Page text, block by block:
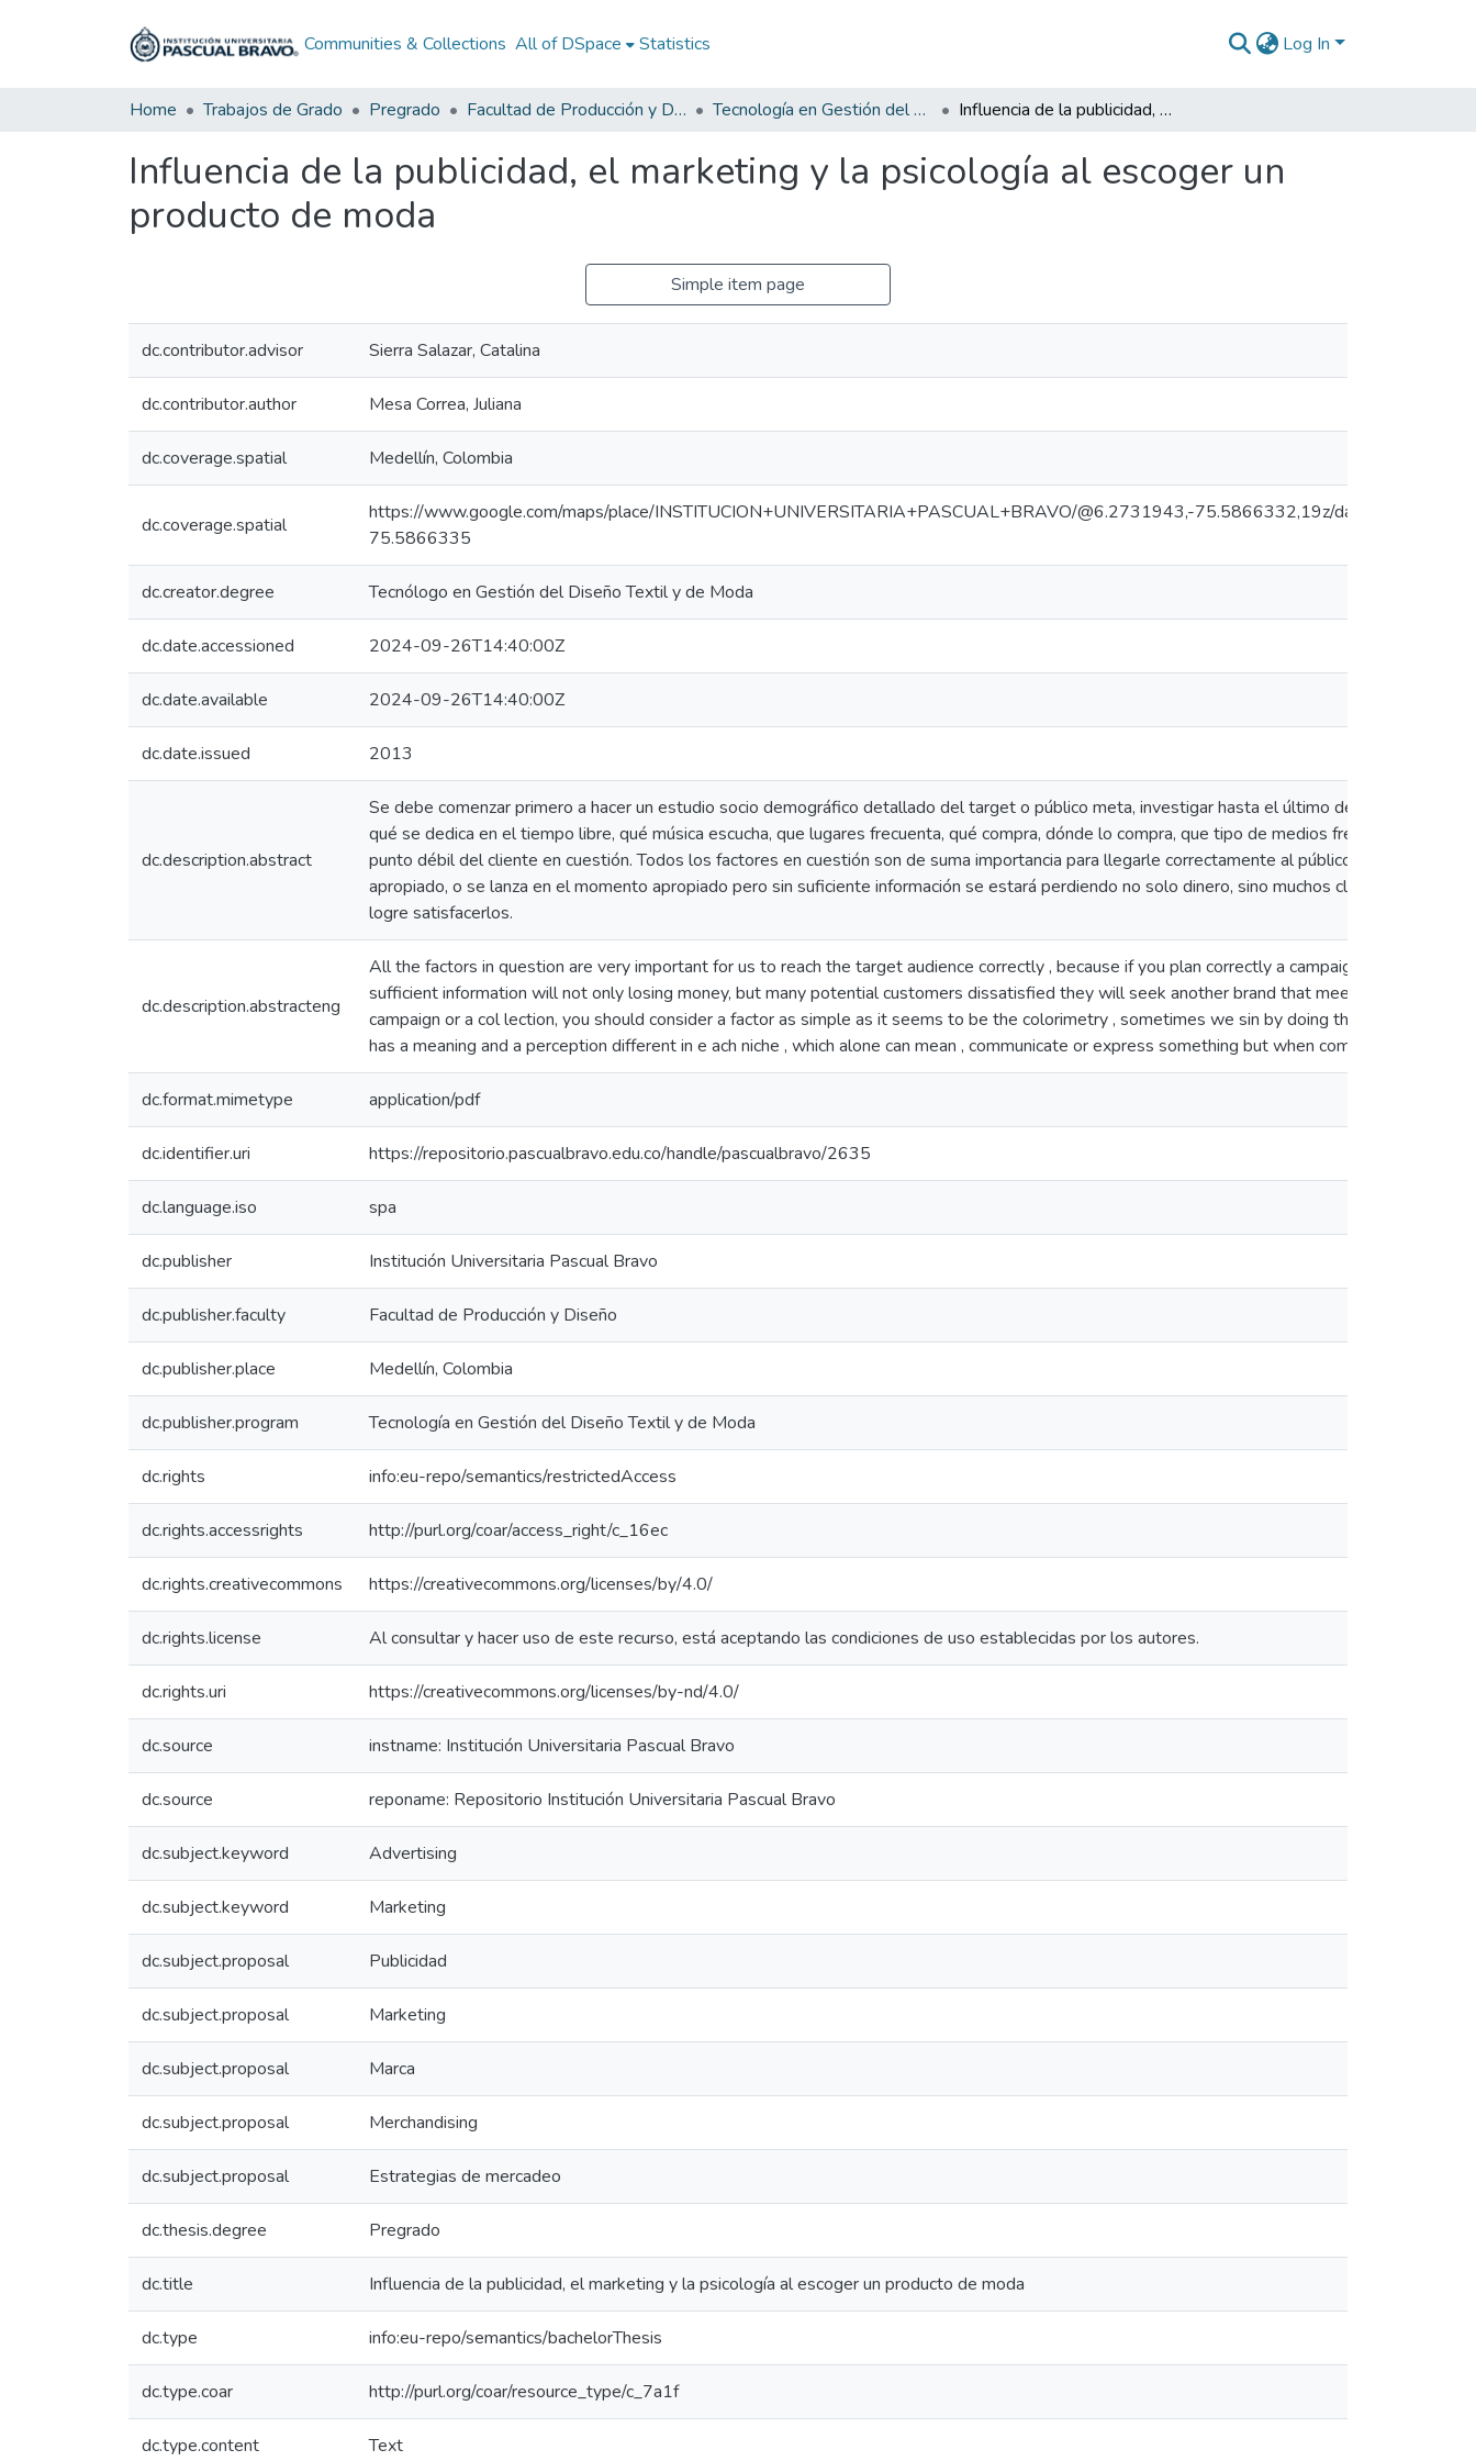
Communities & Collections All of DSpace Statistics Log In
Home Trabajos de Grado Pregrado Facultad de Producción y Diseño Tecnología en Gestión del Diseño Textil y de Moda Influencia de la publicidad, el marketing y la psicología al escoger un producto de moda
Influencia de la publicidad, el marketing y la psicología al escoger un
producto de moda
Simple item page
dc.contributor.advisor Sierra Salazar, Catalina
dc.contributor.author Mesa Correa, Juliana
dc.coverage.spatial Medellín, Colombia
dc.coverage.spatial
https://www.google.com/maps/place/INSTITUCION+UNIVERSITARIA+PASCUAL+BRAVO/@6.2731943,-75.5866332,19z/
75.5866335
dc.creator.degree Tecnólogo en Gestión del Diseño Textil y de Moda
dc.date.accessioned 2024-09-26T14:40:00Z
dc.date.available 2024-09-26T14:40:00Z
dc.date.issued 2013
dc.description.abstract
Se debe comenzar primero a hacer un estudio socio demográfico detallado del target o público meta, investigar hasta el último detal le de ese
qué se dedica en el tiempo libre, qué música escucha, que lugares frecuenta, qué compra, dónde lo compra, que tipo de medios frecuenta
punto débil del cliente en cuestión. Todos los factores en cuestión son de suma importancia para llegarle correctamente al público meta, ya que
apropiado, o se lanza en el momento apropiado pero sin suficiente información se estará perdiendo no solo dinero, sino muchos clientes
logre satisfacerlos.
dc.description.abstracteng
All the factors in question are very important for us to reach the target audience correctly , because if you plan correctly a campaign , but not
sufficient information will not only losing money, but many potential customers dissatisfied they will seek another brand that meets your
campaign or a col lection, you should consider a factor as simple as it seems to be the colorimetry , sometimes we sin by doing things like itself
has a meaning and a perception different in e ach niche , which alone can mean , communicate or express something but when combined with one
dc.format.mimetype application/pdf
dc.identifier.uri https://repositorio.pascualbravo.edu.co/handle/pascualbravo/2635
dc.language.iso spa
dc.publisher Institución Universitaria Pascual Bravo
dc.publisher.faculty Facultad de Producción y Diseño
dc.publisher.place Medellín, Colombia
dc.publisher.program Tecnología en Gestión del Diseño Textil y de Moda
dc.rights info:eu-repo/semantics/restrictedAccess
dc.rights.accessrights http://purl.org/coar/access_right/c_16ec
dc.rights.creativecommons https://creativecommons.org/licenses/by/4.0/
dc.rights.license Al consultar y hacer uso de este recurso, está aceptando las condiciones de uso establecidas por los autores.
dc.rights.uri https://creativecommons.org/licenses/by-nd/4.0/
dc.source instname: Institución Universitaria Pascual Bravo
dc.source reponame: Repositorio Institución Universitaria Pascual Bravo
dc.subject.keyword Advertising
dc.subject.keyword Marketing
dc.subject.proposal Publicidad
dc.subject.proposal Marketing
dc.subject.proposal Marca
dc.subject.proposal Merchandising
dc.subject.proposal Estrategias de mercadeo
dc.thesis.degree Pregrado
dc.title Influencia de la publicidad, el marketing y la psicología al escoger un producto de moda
dc.type info:eu-repo/semantics/bachelorThesis
dc.type.coar http://purl.org/coar/resource_type/c_7a1f
dc.type.content Text